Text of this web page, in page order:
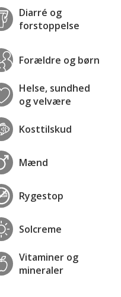
Diarré og
forstoppelse
Forældre og børn
Helse, sundhed
og velvære
Kosttilskud
Mænd
Rygestop
Solcreme
Vitaminer og
mineraler